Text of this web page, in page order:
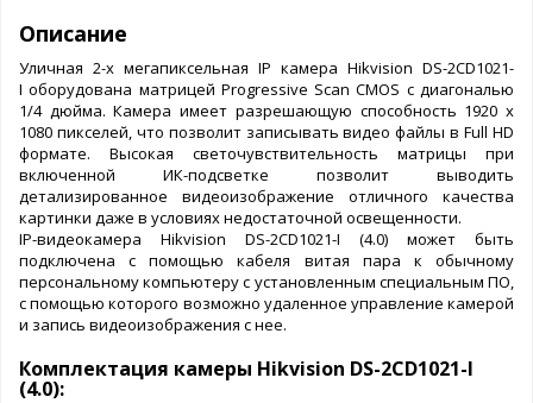
Описание
Уличная 2-х мегапиксельная IP камера Hikvision DS-2CD1021-
I оборудована матрицей Progressive Scan CMOS с диагональю
1/4 дюйма. Камера имеет разрешающую способность 1920 x
1080 пикселей, что позволит записывать видео файлы в Full HD
формате. Высокая светочувствительность матрицы при
включенной ИК-подсветке позволит выводить
детализированное видеоизображение отличного качества
картинки даже в условиях недостаточной освещенности.
IP-видеокамера Hikvision DS-2CD1021-I (4.0) может быть
подключена с помощью кабеля витая пара к обычному
персональному компьютеру с установленным специальным ПО,
с помощью которого возможно удаленное управление камерой
и запись видеоизображения с нее.
Комплектация камеры Hikvision DS-2CD1021-I
(4.0):